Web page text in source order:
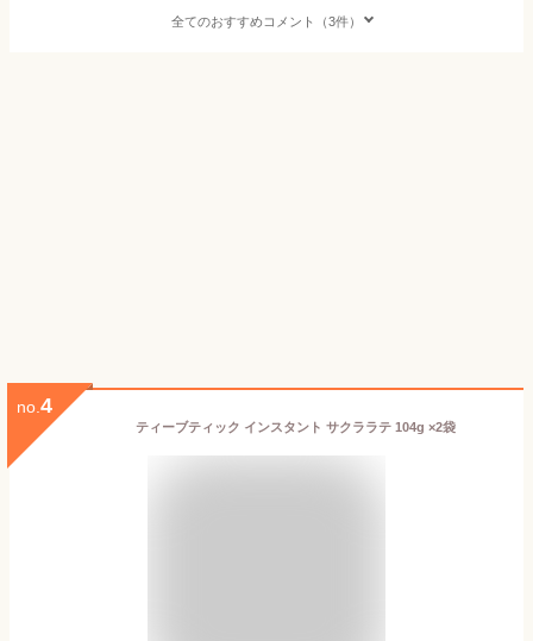
全てのおすすめコメント（3件）
no. 4
ティーブティック インスタント サクララテ 104g ×2袋